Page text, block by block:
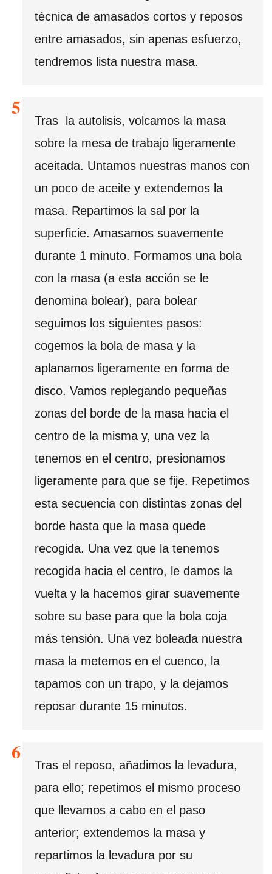
técnica de amasados cortos y reposos
entre amasados, sin apenas esfuerzo,
tendremos lista nuestra masa.
Tras la autolisis, volcamos la masa
sobre la mesa de trabajo ligeramente
aceitada. Untamos nuestras manos con
un poco de aceite y extendemos la
masa. Repartimos la sal por la
superficie. Amasamos suavemente
durante 1 minuto. Formamos una bola
con la masa (a esta acción se le
denomina bolear), para bolear
seguimos los siguientes pasos:
cogemos la bola de masa y la
aplanamos ligeramente en forma de
disco. Vamos replegando pequeñas
zonas del borde de la masa hacia el
centro de la misma y, una vez la
tenemos en el centro, presionamos
ligeramente para que se fije. Repetimos
esta secuencia con distintas zonas del
borde hasta que la masa quede
recogida. Una vez que la tenemos
recogida hacia el centro, le damos la
vuelta y la hacemos girar suavemente
sobre su base para que la bola coja
más tensión. Una vez boleada nuestra
masa la metemos en el cuenco, la
tapamos con un trapo, y la dejamos
reposar durante 15 minutos.
Tras el reposo, añadimos la levadura,
para ello; repetimos el mismo proceso
que llevamos a cabo en el paso
anterior; extendemos la masa y
repartimos la levadura por su